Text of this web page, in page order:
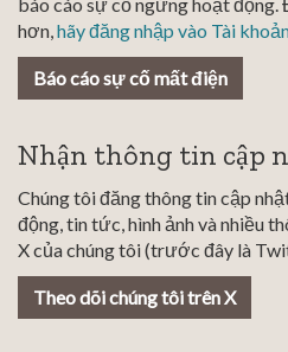
hơn,hãy đăng nhập vào Tài
Báo cáo sự cố mất điện
Nhận thông tin cập
Chúng tôi đăng thông tin cập
động, tin tức, hình ảnh và nhiều
X của chúng tôi (trước đây là
Theo dõi chúng tôi trên X